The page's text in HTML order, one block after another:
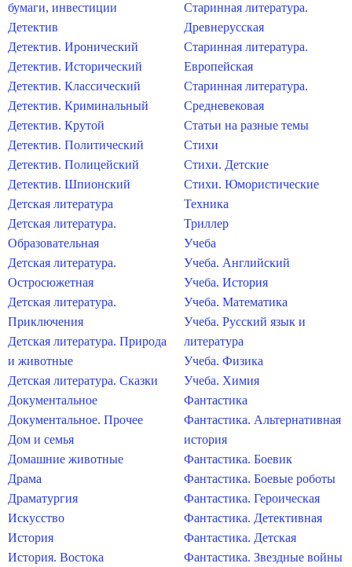
бумаги, инвестиции
Детектив
Детектив. Иронический
Детектив. Исторический
Детектив. Классический
Детектив. Криминальный
Детектив. Крутой
Детектив. Политический
Детектив. Полицейский
Детектив. Шпионский
Детская литература
Детская литература.
Образовательная
Детская литература.
Остросюжетная
Детская литература.
Приключения
Детская литература. Природа
и животные
Детская литература. Сказки
Документальное
Документальное. Прочее
Дом и семья
Домашние животные
Драма
Драматургия
Искусство
История
История. Востока
Старинная литература.
Древнерусская
Старинная литература.
Европейская
Старинная литература.
Средневековая
Статьи на разные темы
Стихи
Стихи. Детские
Стихи. Юмористические
Техника
Триллер
Учеба
Учеба. Английский
Учеба. История
Учеба. Математика
Учеба. Русский язык и
литература
Учеба. Физика
Учеба. Химия
Фантастика
Фантастика. Альтернативная
история
Фантастика. Боевик
Фантастика. Боевые роботы
Фантастика. Героическая
Фантастика. Детективная
Фантастика. Детская
Фантастика. Звездные войны